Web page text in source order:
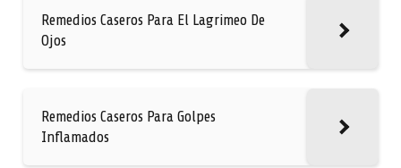
Remedios Caseros Para El Lagrimeo De
Ojos
Remedios Caseros Para Golpes
Inflamados